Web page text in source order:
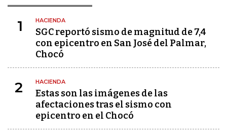
1 HACIENDA
SGC reportó sismo de magnitud de 7,4
con epicentro en San José del Palmar,
Chocó
2 HACIENDA
Estas son las imágenes de las
afectaciones tras el sismo con
epicentro en el Chocó